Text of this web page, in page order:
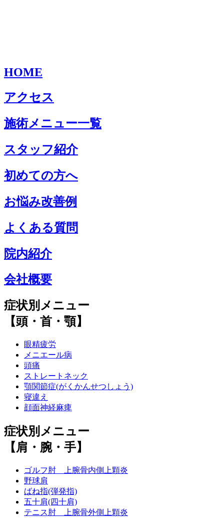
HOME
アクセス
施術メニュー一覧
スタッフ紹介
初めての方へ
お悩み改善例
よくある質問
院内紹介
会社概要
症状別メニュー
【頭・首・顎】
眼精疲労
メニエール病
頭痛
ストレートネック
顎関節症(がくかんせつしょう)
寝違え
顔面神経麻痺
症状別メニュー
【肩・腕・手】
ゴルフ肘 上腕骨内側上顆炎
野球肩
ばね指(弾発指)
五十肩(四十肩)
テニス肘 上腕骨外側上顆炎